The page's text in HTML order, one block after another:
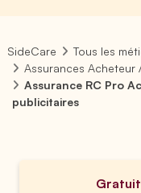
SideCare
Tous les
Assurances
Assurance RC Pro
publicitaires
Gratuit